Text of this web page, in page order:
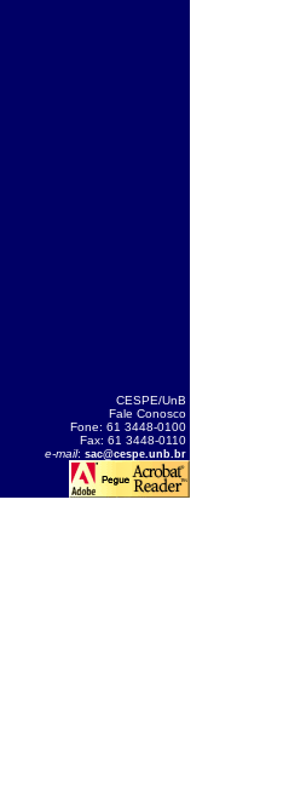
CESPE/UnB
Fale Conosco
Fone: 61 3448-0100
Fax: 61 3448-0110
e-mail: sac@cespe.unb.br